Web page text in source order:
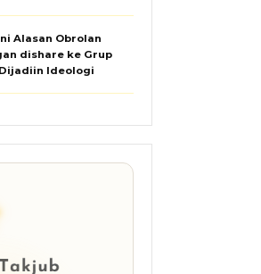
Alasan Obrolan
dishare ke Grup
Ideologi